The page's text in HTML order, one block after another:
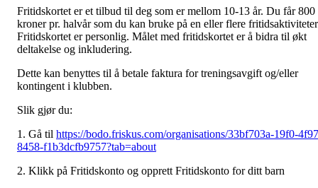
Fritidskortet er et tilbud til deg som er mellom 10-13 år. Du får 800
kroner pr. halvår som du kan bruke på en eller flere
Fritidskortet er personlig. Målet med fritidskortet er å bidra til økt
deltakelse og inkludering.
Dette kan benyttes til å betale faktura for treningsavgift og/eller
kontingent i klubben.
Slik gjør du:
1. Gå til https://bodo.friskus.com/organisations/33bf703a-19f0-
8458-f1b3dcfb9757?tab=about
2. Klikk på Fritidskonto og opprett Fritidskonto for ditt barn